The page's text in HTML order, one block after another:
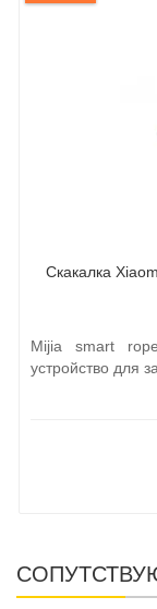
Скакалка
Mijia smart
устройство для